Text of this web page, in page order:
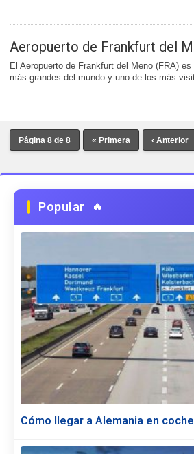
Aeropuerto de Frankfurt del
El Aeropuerto de Frankfurt del Meno (FRA)
más grandes del mundo y uno de los más
Página 8 de 8 « Primera ‹ Anterior
Popular
Cómo llegar a Alemania en coche